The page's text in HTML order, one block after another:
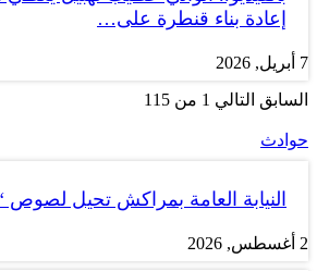
إعادة بناء قنطرة على…
7 أبريل, 2026
السابق التالي 1 من 115
حوادث
النيابة العامة بمراكش تحيل لصوص
2 أغسطس, 2026